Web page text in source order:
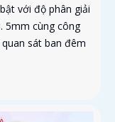
với độ phân giải
5mm cùng công
sát ban đêm